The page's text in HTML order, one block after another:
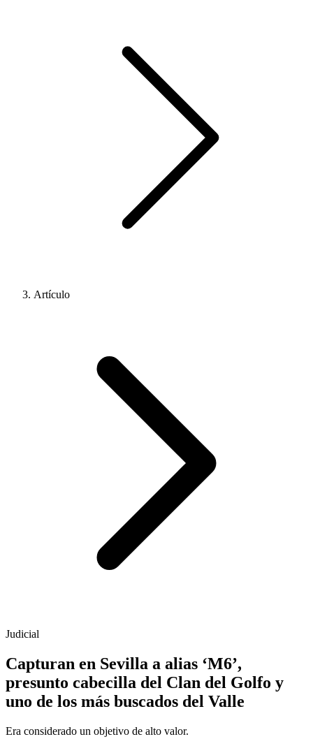
Artículo
Judicial
Capturan en Sevilla a alias ‘M6’,
presunto cabecilla del Clan del Golfo y
uno de los más buscados del Valle
Era considerado un objetivo de alto valor.